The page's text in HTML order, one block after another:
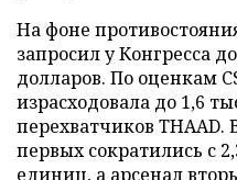
На фоне
запросил у Конгресса
долларов. По оценкам
израсходовала до 1,6
перехватчиков THAAD.
первых сократились с
единиц, а арсенал